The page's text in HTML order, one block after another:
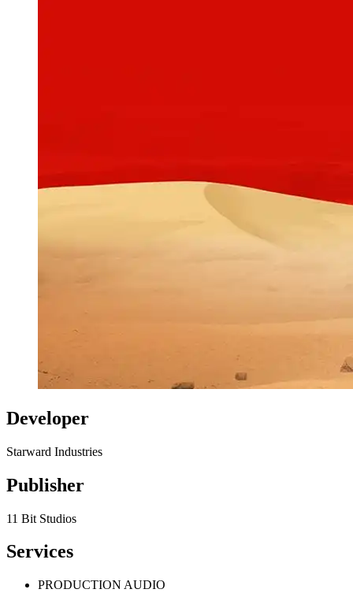
Developer
Starward Industries
Publisher
11 Bit Studios
Services
PRODUCTION AUDIO